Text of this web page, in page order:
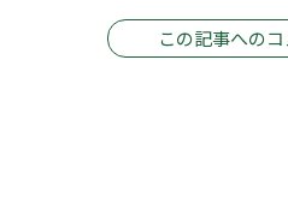
この記事への